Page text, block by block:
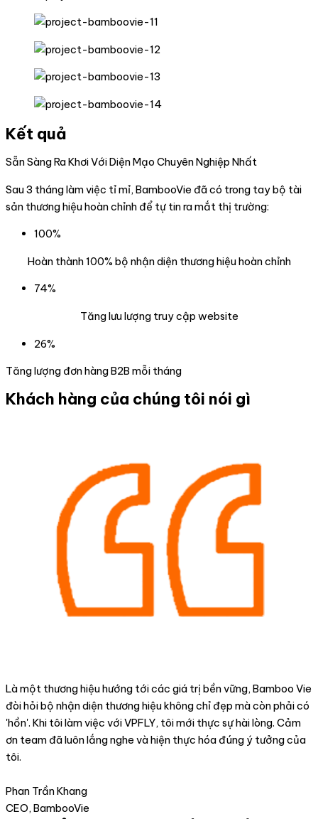
Kết quả
Sẵn Sàng Ra Khơi Với Diện Mạo Chuyên Nghiệp Nhất
Sau 3 tháng làm việc tỉ mỉ, BambooVie đã có trong tay bộ tài
sản thương hiệu hoàn chỉnh để tự tin ra mắt thị trường:
100%
Hoàn thành 100% bộ nhận diện thương hiệu hoàn chỉnh
74%
Tăng lưu lượng truy cập website
26%
Tăng lượng đơn hàng B2B mỗi tháng
Khách hàng của chúng tôi nói gì
Là một thương hiệu hướng tới các giá trị bền vững, Bamboo Vie
đòi hỏi bộ nhận diện thương hiệu không chỉ đẹp mà còn phải có
'hồn'. Khi tôi làm việc với VPFLY, tôi mới thực sự hài lòng. Cảm
ơn team đã luôn lắng nghe và hiện thực hóa đúng ý tưởng của
tôi.
Phan Trần Khang
CEO, BambooVie